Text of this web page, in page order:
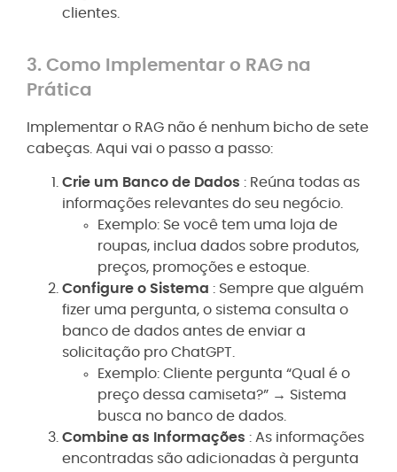
clientes.
3. Como Implementar o RAG na
Prática
Implementar o RAG não é nenhum bicho de sete
cabeças. Aqui vai o passo a passo:
Crie um Banco de Dados : Reúna todas as
informações relevantes do seu negócio.
Exemplo: Se você tem uma loja de
roupas, inclua dados sobre produtos,
preços, promoções e estoque.
Configure o Sistema : Sempre que alguém
fizer uma pergunta, o sistema consulta o
banco de dados antes de enviar a
solicitação pro ChatGPT.
Exemplo: Cliente pergunta “Qual é o
preço dessa camiseta?” → Sistema
busca no banco de dados.
Combine as Informações : As informações
encontradas são adicionadas à pergunta